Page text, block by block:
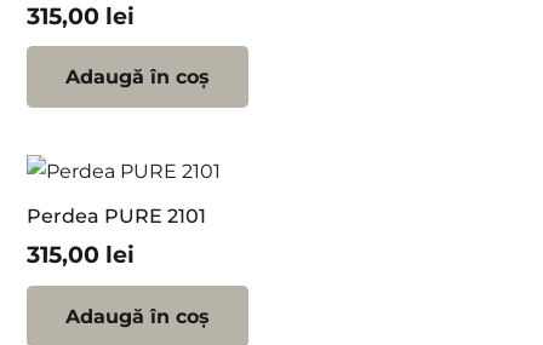
315,00 lei
Adaugă în coș
Perdea PURE 2101
315,00 lei
Adaugă în coș